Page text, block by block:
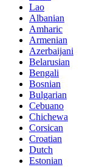
Lao
Albanian
Amharic
Armenian
Azerbaijani
Belarusian
Bengali
Bosnian
Bulgarian
Cebuano
Chichewa
Corsican
Croatian
Dutch
Estonian